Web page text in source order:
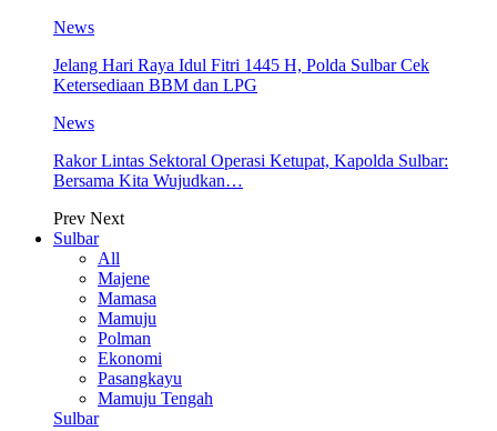
News
Jelang Hari Raya Idul Fitri 1445 H, Polda Sulbar Cek
Ketersediaan BBM dan LPG
News
Rakor Lintas Sektoral Operasi Ketupat, Kapolda Sulbar:
Bersama Kita Wujudkan…
Prev Next
Sulbar
All
Majene
Mamasa
Mamuju
Polman
Ekonomi
Pasangkayu
Mamuju Tengah
Sulbar